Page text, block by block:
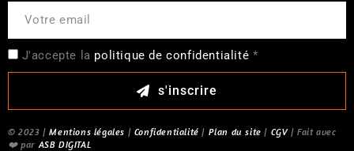
J'accepte la politique de confidentialité *
s'inscrire
© 2023 |Mentions légales | Confidentialité | Plan du site | CGV| Fait avec
❤️ parASB DIGITAL